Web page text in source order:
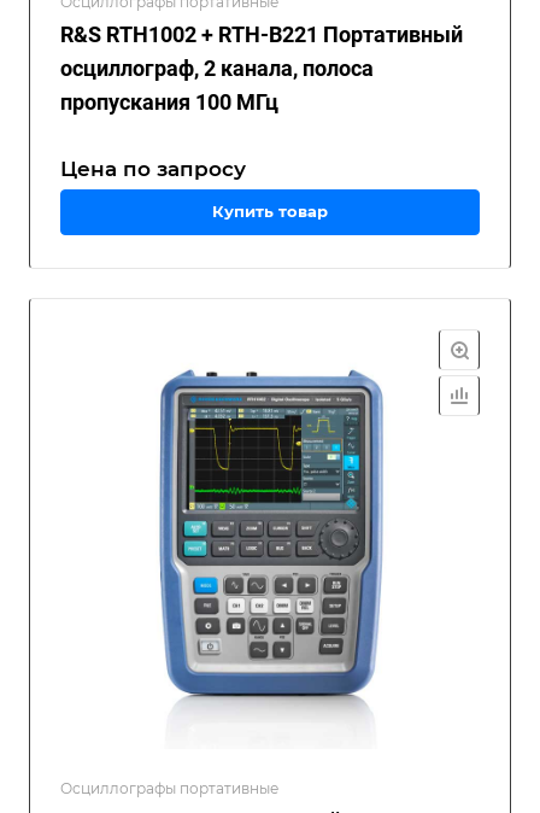
R&S RTH1002 + RTH-B221 Портативный
осциллограф, 2 канала, полоса
пропускания 100 МГц
Цена по запросу
Купить товар
Осциллографы портативные